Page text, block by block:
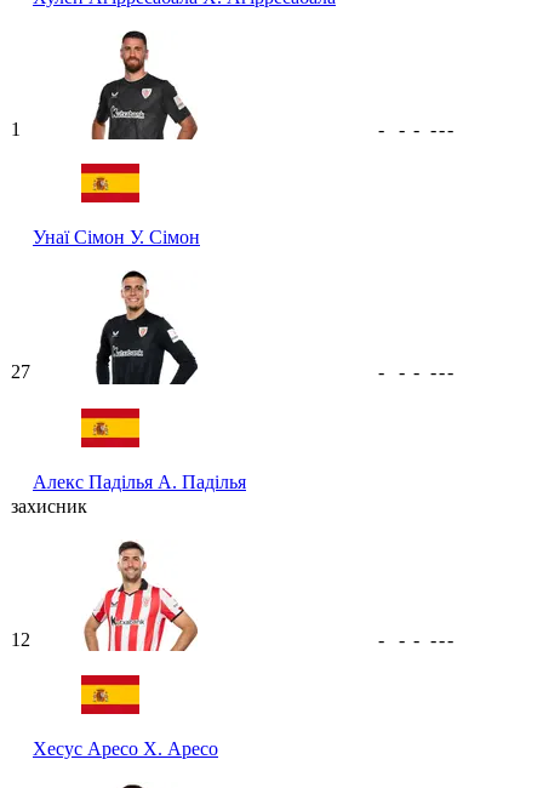
1
Унаї Сімон У. Сімон
- - - ---
27
Алекс Паділья А. Паділья
- - - ---
захисник
12
Хесус Аресо Х. Аресо
- - - ---